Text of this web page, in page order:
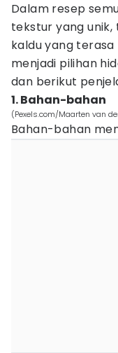
Dalam resep
tekstur yang unik,
kaldu yang
menjadi pilihan
dan berikut
1. Bahan-bahan
(Pexels.com/Maarten van
Bahan-bahan